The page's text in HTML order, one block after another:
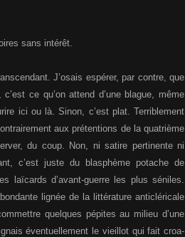
sans intérêt.
J’osais espérer, par contre, que
ce qu’on attend d’une blague, même
ici ou là. Sinon, c’est plat. Terriblement
aux prétentions de la quatrième
du coup. Non, ni satire pertinente ni
c’est juste du blasphème potache de
laïcards d’avant-guerre les plus séniles.
lignée de la littérature anticléricale
quelques pépites au milieu d’une
éventuellement le vieillot qui fait croa-